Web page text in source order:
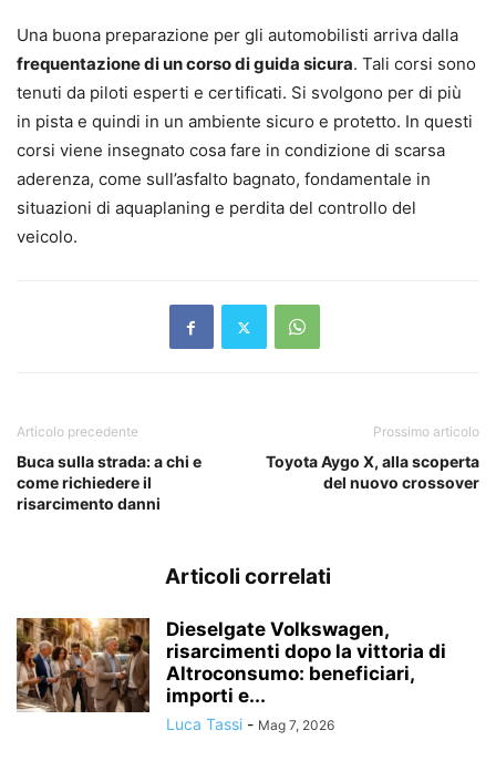
Una buona preparazione per gli automobilisti arriva dalla
frequentazione di un corso di guida sicura. Tali corsi sono
tenuti da piloti esperti e certificati. Si svolgono per di più
in pista e quindi in un ambiente sicuro e protetto. In questi
corsi viene insegnato cosa fare in condizione di scarsa
aderenza, come sull’asfalto bagnato, fondamentale in
situazioni di aquaplaning e perdita del controllo del
veicolo.
Articolo precedente
Buca sulla strada: a chi e
come richiedere il
risarcimento danni
Prossimo articolo
Toyota Aygo X, alla scoperta
del nuovo crossover
Articoli correlati
Dieselgate Volkswagen,
risarcimenti dopo la vittoria di
Altroconsumo: beneficiari,
importi e...
Luca Tassi - Mag 7, 2026